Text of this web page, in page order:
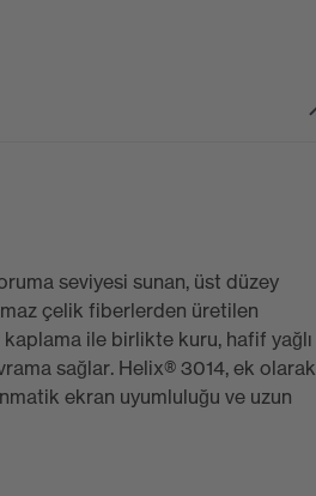
seviyesi sunan, üst düzey
çelik fiberlerden üretilen
ile birlikte kuru, hafif yağlı
sağlar. Helix® 3014, ek olarak
ekran uyumluluğu ve uzun